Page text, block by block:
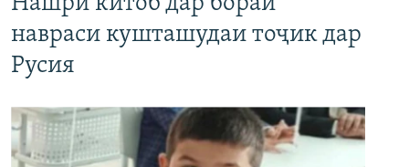
навраси кушташудаи тоҷик дар
Русия